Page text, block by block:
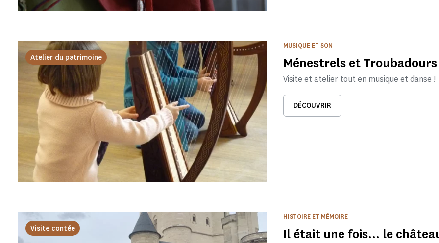
Atelier du patrimoine Ménestrels et Troubadours
MUSIQUE ET SON
Visite et atelier tout en musique et danse !
DÉCOUVRIR
Visite contée Il était une fois... le
HISTOIRE ET MÉMOIRE